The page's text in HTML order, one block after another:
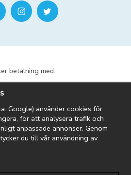
betalning med:
skickar med:
Google) använder cookies för
för att analysera trafik och
anpassade annonser. Genom
du till vår användning av